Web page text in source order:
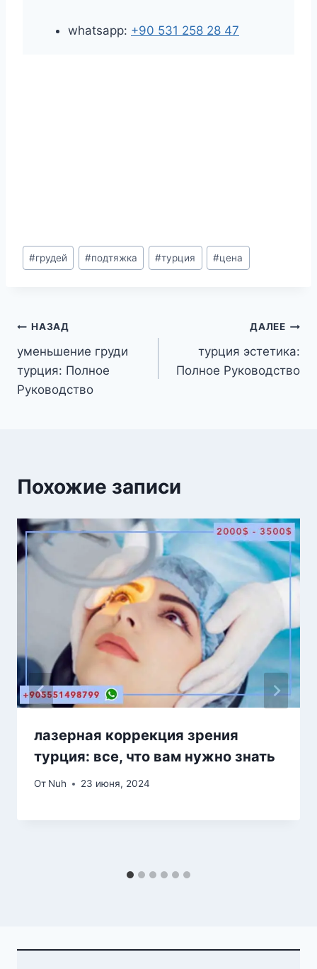
whatsapp: +90 531 258 28 47
Метки
записи:
#грудей #подтяжка #турция #цена
Навигация
по
записям
НАЗАД
уменьшение груди
турция: Полное
Руководство
ДАЛЕЕ
турция эстетика:
Полное Руководство
Похожие записи
лазерная коррекция зрения
турция: все, что вам нужно знать
От Nuh 23 июня, 2024